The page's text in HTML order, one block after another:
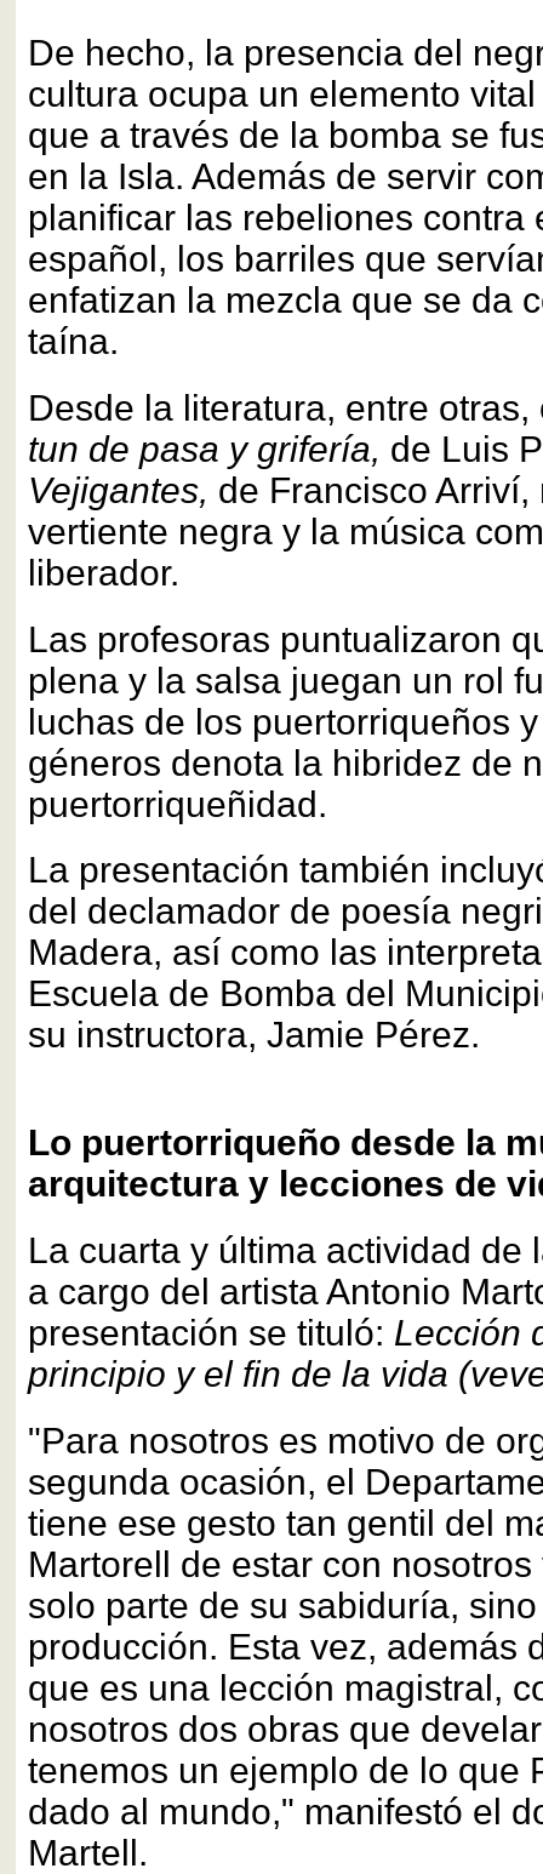
De hecho, la presencia del
cultura ocupa un elemento
que a través de la bomba se
en la Isla. Además de servir
planificar las rebeliones contra
español, los barriles que
enfatizan la mezcla que se da
taína.
Desde la literatura, entre
tun de pasa y grifería, de Luis
Vejigantes, de Francisco
vertiente negra y la música
liberador.
Las profesoras puntualizaron
plena y la salsa juegan un rol
luchas de los puertorriqueños
géneros denota la hibridez de
puertorriqueñidad.
La presentación también
del declamador de poesía
Madera, así como las
Escuela de Bomba del
su instructora, Jamie Pérez.
Lo puertorriqueño desde la
arquitectura y lecciones de
La cuarta y última actividad de
a cargo del artista Antonio
presentación se tituló: Lección
principio y el fin de la vida
"Para nosotros es motivo de
segunda ocasión, el
tiene ese gesto tan gentil del
Martorell de estar con
solo parte de su sabiduría,
producción. Esta vez, además
que es una lección magistral,
nosotros dos obras que
tenemos un ejemplo de lo que
dado al mundo," manifestó el
Martell.